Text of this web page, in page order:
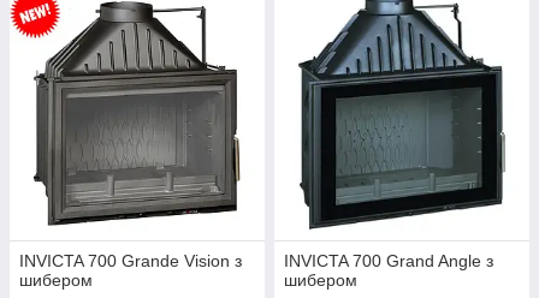
INVICTA 700 Grande Vision з
шибером
INVICTA 700 Grand Angle з
шибером